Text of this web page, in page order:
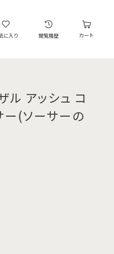
に入り 閲覧履歴 カート
アッシュ コ
ー(ソーサーの